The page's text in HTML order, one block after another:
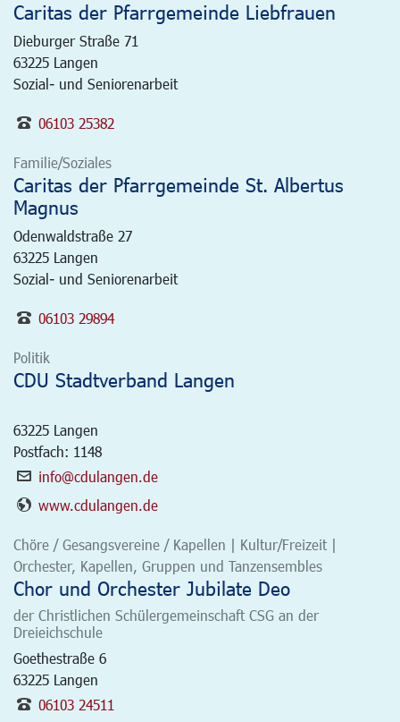
Caritas der Pfarrgemeinde Liebfrauen
Dieburger Straße 71
63225 Langen
Sozial- und Seniorenarbeit
06103 25382
Familie/Soziales
Caritas der Pfarrgemeinde St. Albertus
Magnus
Odenwaldstraße 27
63225 Langen
Sozial- und Seniorenarbeit
06103 29894
Politik
CDU Stadtverband Langen
63225 Langen
Postfach: 1148
info@cdulangen.de
www.cdulangen.de
Chöre / Gesangsvereine / Kapellen | Kultur/Freizeit |
Orchester, Kapellen, Gruppen und Tanzensembles
Chor und Orchester Jubilate Deo
der Christlichen Schülergemeinschaft CSG an der
Dreieichschule
Goethestraße 6
63225 Langen
06103 24511